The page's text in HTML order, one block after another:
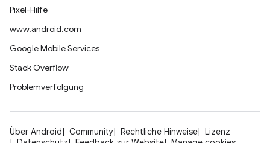
Pixel-Hilfe
www.android.com
Google Mobile Services
Stack Overflow
Problemverfolgung
Über Android Community Rechtliche Hinweise
Lizenz